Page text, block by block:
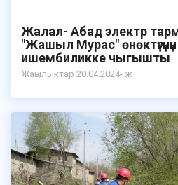
Жалал- Абад электр
"Жашыл Мурас"
ишембиликке чыгышты
Жаңылыктар 20.04.2024- ж